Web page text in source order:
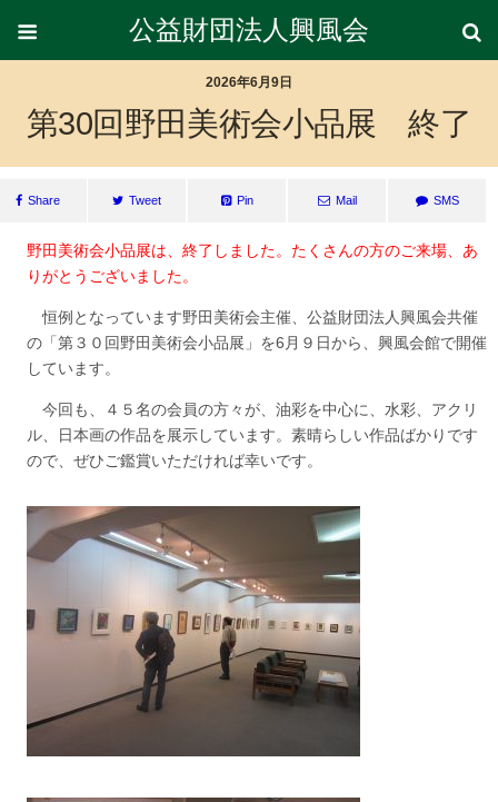
公益財団法人興風会
2026年6月9日
第30回野田美術会小品展 終了
Share Tweet Pin Mail SMS
野田美術会小品展は、終了しました。たくさんの方のご来場、あ
りがとうございました。
恒例となっています野田美術会主催、公益財団法人興風会共催
の「第３０回野田美術会小品展」を6月９日から、興風会館で開催
しています。
今回も、４５名の会員の方々が、油彩を中心に、水彩、アクリ
ル、日本画の作品を展示しています。素晴らしい作品ばかりです
ので、ぜひご鑑賞いただければ幸いです。